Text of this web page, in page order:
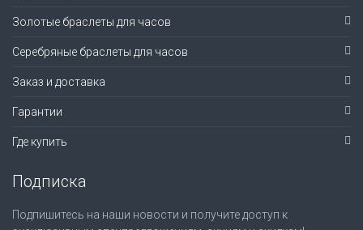
Золотые браслеты для часов
Серебряные браслеты для часов
Заказ и доставка
Гарантии
Где купить
Подписка
Подпишитесь на наши новости и получите доступ к